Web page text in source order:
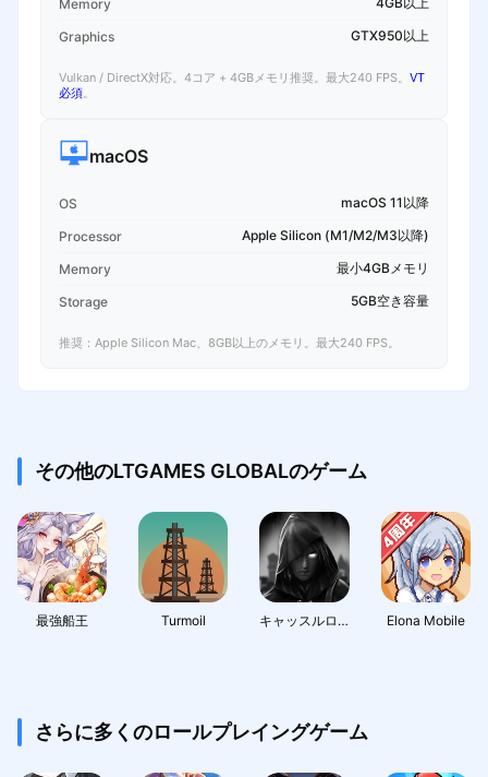
Memory
Graphics GTX950以上
Vulkan / DirectX対応。4コア + 4GBメモリ推奨。最大240 FPS。 VT
必須。
macOS
OS macOS 11以降
Processor Apple Silicon (M1/M2/M3以降)
Memory 最小4GBメモリ
Storage 5GB空き容量
推奨：Apple Silicon Mac、8GB以上のメモリ。最大240 FPS。
その他のLTGAMES GLOBALのゲーム
最強船王 Turmoil キャッスルロード Elona Mobile
さらに多くのロールプレイングゲーム